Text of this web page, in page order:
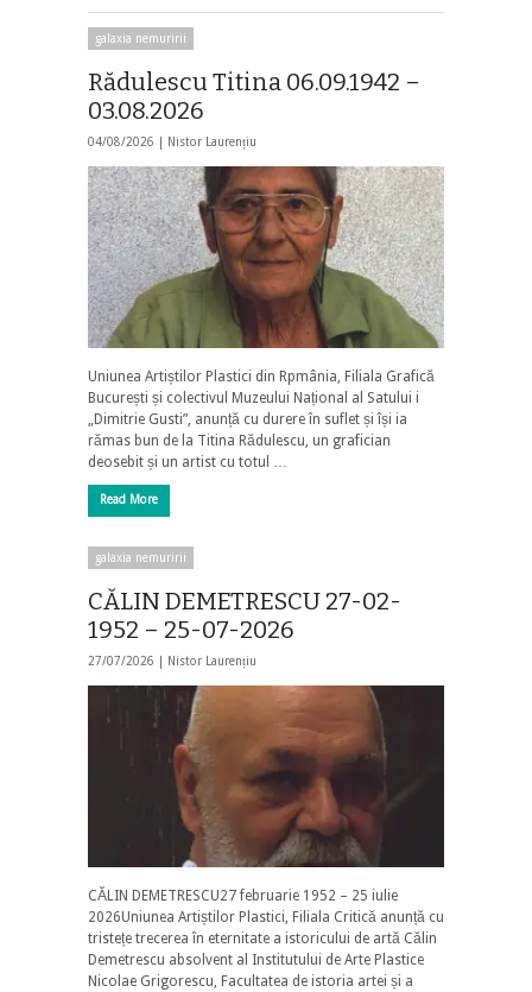
galaxia nemuririi
Rădulescu Titina 06.09.1942 –
03.08.2026
04/08/2026 | Nistor Laurențiu
Uniunea Artiștilor Plastici din Rpmânia, Filiala Grafică
București și colectivul Muzeului Național al Satului i
„Dimitrie Gusti”, anunță cu durere în suflet și își ia
rămas bun de la Titina Rădulescu, un grafician
deosebit și un artist cu totul …
Read More
galaxia nemuririi
CĂLIN DEMETRESCU 27-02-
1952 – 25-07-2026
27/07/2026 | Nistor Laurențiu
CĂLIN DEMETRESCU27 februarie 1952 – 25 iulie
2026Uniunea Artiștilor Plastici, Filiala Critică anunță cu
tristețe trecerea în eternitate a istoricului de artă Călin
Demetrescu absolvent al Institutului de Arte Plastice
Nicolae Grigorescu, Facultatea de istoria artei și a